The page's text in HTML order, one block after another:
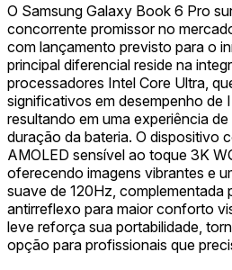
O Samsung Galaxy Book 6 Pro
concorrente promissor no
com lançamento previsto para o
principal diferencial reside na
processadores Intel Core Ultra,
significativos em desempenho de
resultando em uma experiência
duração da bateria. O dispositivo
AMOLED sensível ao toque 3K
oferecendo imagens vibrantes e
suave de 120Hz, complementada
antirreflexo para maior conforto
leve reforça sua portabilidade,
opção para profissionais que